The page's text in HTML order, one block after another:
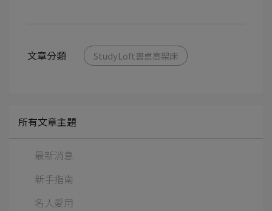
文章分類 StudyLoft書桌高架床
所有文章主題
最新消息
新手指南
名人愛用